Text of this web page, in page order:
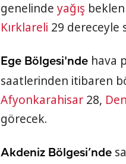
genelinde yağış
Kırklareli 29 dereceyle
Ege Bölgesi'nde hava
saatlerinden itibaren
Afyonkarahisar 28,
görecek.
Akdeniz Bölgesi’nde